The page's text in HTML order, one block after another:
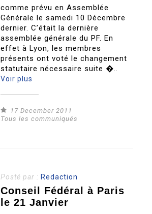
comme prévu en Assemblée
Générale le samedi 10 Décembre
dernier. C’était la dernière
assemblée générale du PF. En
effet à Lyon, les membres
présents ont voté le changement
statutaire nécessaire suite �..
Voir plus
17 December 2011
Tous les communiqués
Posté par : Redaction
Conseil Fédéral à Paris
le 21 Janvier